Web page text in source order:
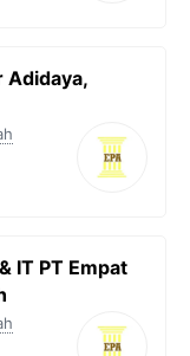
Adidaya,
IT PT Empat